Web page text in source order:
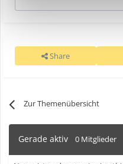
Share
Zur Themenübersicht
Gerade aktiv 0 Mitglieder